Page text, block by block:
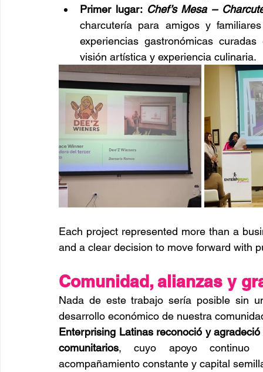
Primer lugar: Chef’s Mesa –
charcutería para amigos y
experiencias gastronómicas
visión artística y experiencia culinaria.
Each project represented more than a
and a clear decision to move forward with
Comunidad, alianzas y
Nada de este trabajo sería posible sin
desarrollo económico de nuestra
Enterprising Latinas reconoció y
comunitarios, cuyo apoyo continuo
acompañamiento constante y capital